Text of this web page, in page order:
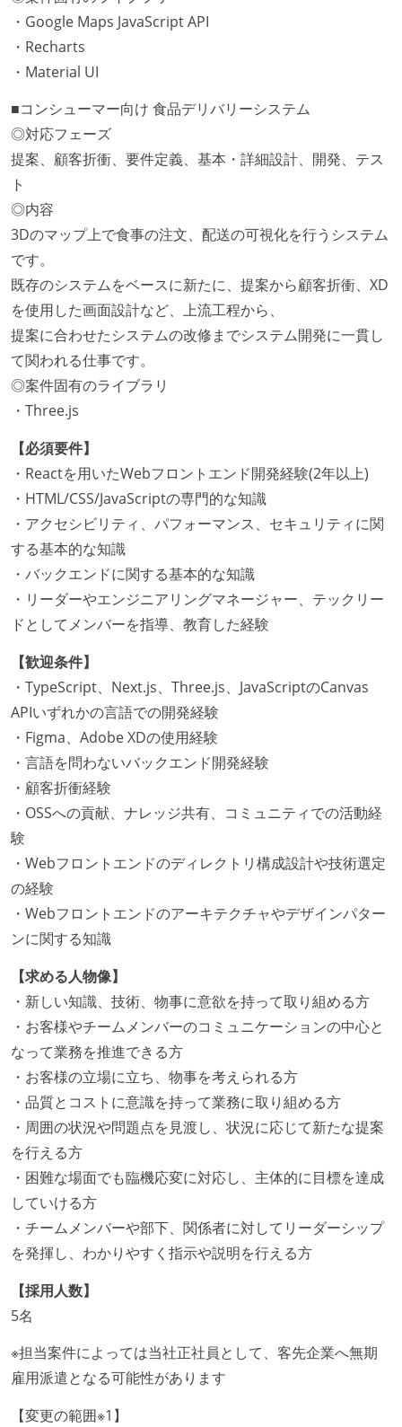
・Google Maps JavaScript API
・Recharts
・Material UI
■コンシューマー向け 食品デリバリーシステム
◎対応フェーズ
提案、顧客折衝、要件定義、基本・詳細設計、開発、テス
ト
◎内容
3Dのマップ上で食事の注文、配送の可視化を行うシステム
です。
既存のシステムをベースに新たに、提案から顧客折衝、XD
を使用した画面設計など、上流工程から、
提案に合わせたシステムの改修までシステム開発に一貫し
て関われる仕事です。
◎案件固有のライブラリ
・Three.js
【必須要件】
・Reactを用いたWebフロントエンド開発経験(2年以上)
・HTML/CSS/JavaScriptの専門的な知識
・アクセシビリティ、パフォーマンス、セキュリティに関
する基本的な知識
・バックエンドに関する基本的な知識
・リーダーやエンジニアリングマネージャー、テックリー
ドとしてメンバーを指導、教育した経験
【歓迎条件】
・TypeScript、Next.js、Three.js、JavaScriptのCanvas
APIいずれかの言語での開発経験
・Figma、Adobe XDの使用経験
・言語を問わないバックエンド開発経験
・顧客折衝経験
・OSSへの貢献、ナレッジ共有、コミュニティでの活動経
験
・Webフロントエンドのディレクトリ構成設計や技術選定
の経験
・Webフロントエンドのアーキテクチャやデザインパター
ンに関する知識
【求める人物像】
・新しい知識、技術、物事に意欲を持って取り組める方
・お客様やチームメンバーのコミュニケーションの中心と
なって業務を推進できる方
・お客様の立場に立ち、物事を考えられる方
・品質とコストに意識を持って業務に取り組める方
・周囲の状況や問題点を見渡し、状況に応じて新たな提案
を行える方
・困難な場面でも臨機応変に対応し、主体的に目標を達成
していける方
・チームメンバーや部下、関係者に対してリーダーシップ
を発揮し、わかりやすく指示や説明を行える方
【採用人数】
5名
※担当案件によっては当社正社員として、客先企業へ無期
雇用派遣となる可能性があります
【変更の範囲※1】